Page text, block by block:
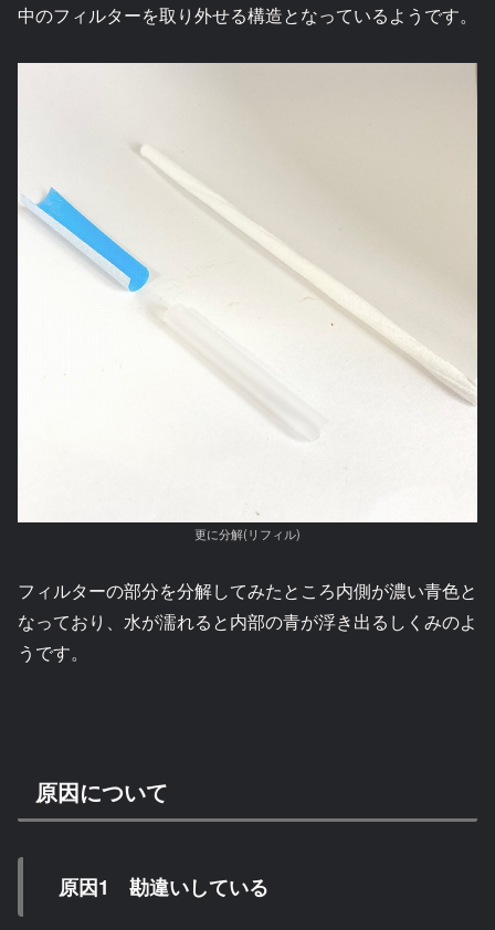
中のフィルターを取り外せる構造となっているようです。
更に分解(リフィル)
フィルターの部分を分解してみたところ内側が濃い青色と
なっており、水が濡れると内部の青が浮き出るしくみのよ
うです。
原因について
原因1 勘違いしている